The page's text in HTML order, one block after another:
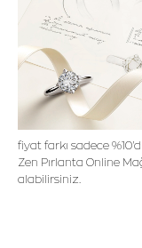
fiyat farkı sadece
Zen Pırlanta Online
alabilirsiniz.